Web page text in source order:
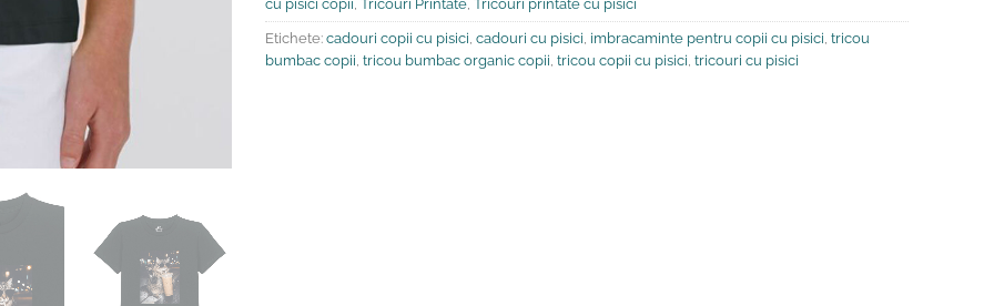
cu pisici copii Tricouri Printate Tricouri printate cu pisici
Etichete: cadouri copii cu pisici cadouri cu pisici imbracaminte pentru copii cu pisici tricou
bumbac copii tricou bumbac organic copii tricou copii cu pisici tricouri cu pisici